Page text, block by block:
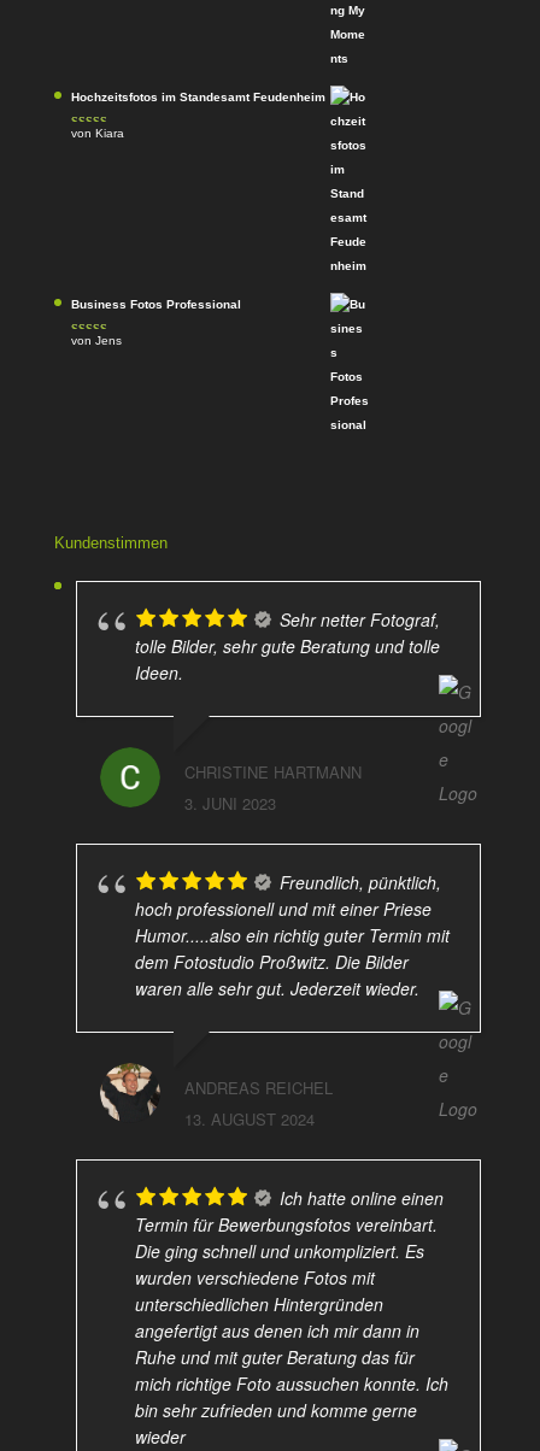
Hochzeitsfotos im Standesamt Feudenheim
Bewertet
von Kiara
Business Fotos Professional
Bewertet mit
von Jens
Kundenstimmen
Sehr netter Fotograf,
tolle Bilder, sehr gute Beratung und tolle
Ideen.
CHRISTINE HARTMANN
3. JUNI 2023
Freundlich, pünktlich,
hoch professionell und mit einer Priese
Humor.....also ein richtig guter Termin mit
dem Fotostudio Proßwitz. Die Bilder
waren alle sehr gut. Jederzeit wieder.
ANDREAS REICHEL
13. AUGUST 2024
Ich hatte online einen
Termin für Bewerbungsfotos vereinbart.
Die ging schnell und unkompliziert. Es
wurden verschiedene Fotos mit
unterschiedlichen Hintergründen
angefertigt aus denen ich mir dann in
Ruhe und mit guter Beratung das für
mich richtige Foto aussuchen konnte. Ich
bin sehr zufrieden und komme gerne
wieder